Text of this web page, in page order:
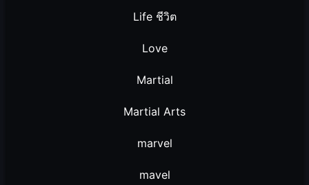
Life ชีวิต
Love
Martial
Martial Arts
marvel
mavel